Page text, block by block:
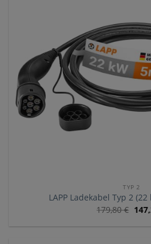
TYP 2
LAPP Ladekabel Typ 2
179,80€